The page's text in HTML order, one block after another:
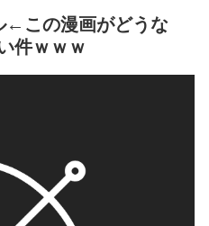
←この漫画がどうな
件ｗｗｗ